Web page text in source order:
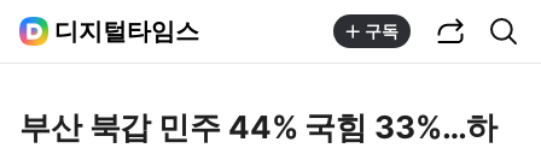
디지털타임스 구독
부산 북갑 민주 44% 국힘 33%…하